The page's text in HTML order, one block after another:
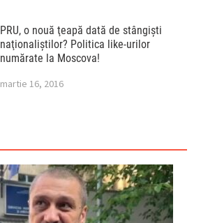
PRU, o nouă ţeapă dată de stângişti
naţionaliştilor? Politica like-urilor
numărate la Moscova!
martie 16, 2016